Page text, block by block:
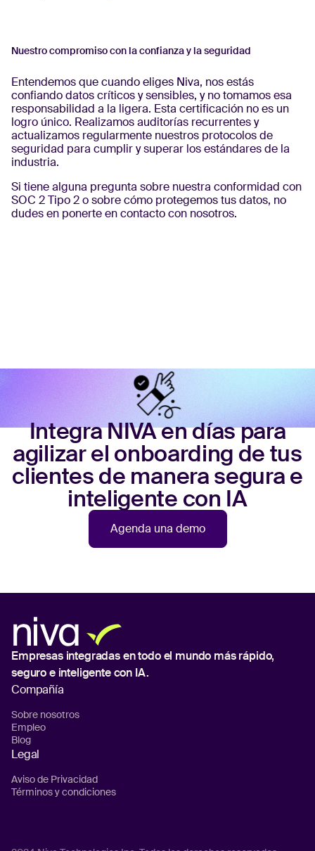
Nuestro compromiso con la confianza y la seguridad
Entendemos que cuando eliges Niva, nos estás
confiando datos críticos y sensibles, y no tomamos esa
responsabilidad a la ligera. Esta certificación no es un
logro único. Realizamos auditorías recurrentes y
actualizamos regularmente nuestros protocolos de
seguridad para cumplir y superar los estándares de la
industria.
Si tiene alguna pregunta sobre nuestra conformidad con
SOC 2 Tipo 2 o sobre cómo protegemos tus datos, no
dudes en ponerte en contacto con nosotros.
Integra NIVA en días para
agilizar el onboarding de tus
clientes de manera segura e
inteligente con IA
Agenda una demo
Empresas integradas en todo el mundo más rápido,
seguro e inteligente con IA.
Compañía
Sobre nosotros
Empleo
Blog
Legal
Aviso de Privacidad
Términos y condiciones